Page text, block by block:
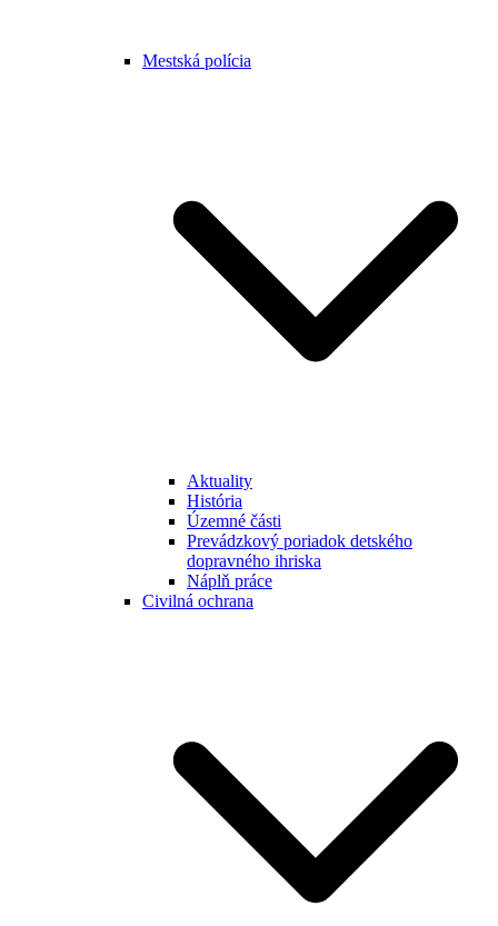
Mestská polícia
Aktuality
História
Územné části
Prevádzkový poriadok detského
dopravného ihriska
Náplň práce
Civilná ochrana